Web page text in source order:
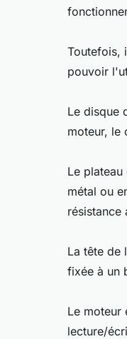
Toutefois,
pouvoir
Le disque
moteur, le
Le
métal ou
résistance
La tête de
fixée à un
Le moteur
lecture/